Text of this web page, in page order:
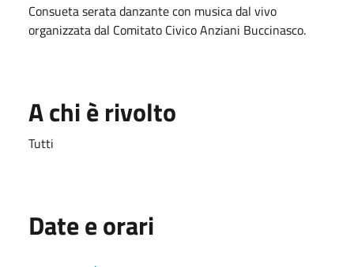
Consueta serata danzante con musica dal vivo
organizzata dal Comitato Civico Anziani Buccinasco.
A chi è rivolto
Tutti
Date e orari